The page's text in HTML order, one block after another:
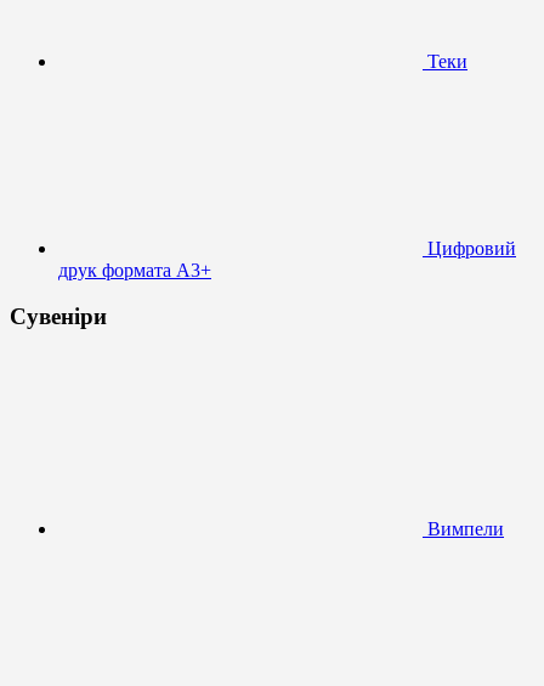
Теки
Цифровий
друк формата А3+
Сувеніри
Вимпели